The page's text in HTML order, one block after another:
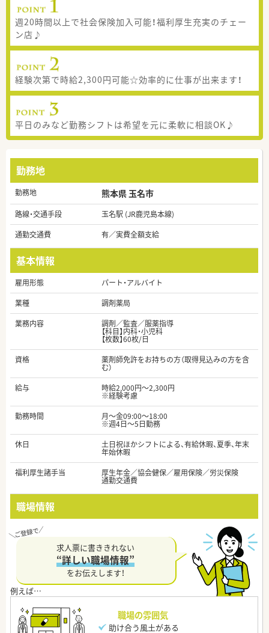
週20時間以上で社会保険加入可能！福利厚生充実のチェー
ン店♪
経験次第で時給2,300円可能☆効率的に仕事が出来ます！
平日のみなど勤務シフトは希望を元に柔軟に相談OK♪
勤務地
勤務地 熊本県 玉名市
路線・交通手段
玉名駅 (JR鹿児島本線)
通勤交通費
有／実費全額支給
基本情報
雇用形態
パート・アルバイト
業種
調剤薬局
業務内容
調剤／監査／服薬指導
【科目】内科・小児科
【枚数】60枚/日
資格
薬剤師免許をお持ちの方（取得見込みの方を含
む）
給与
時給2,000円～2,300円
※経験考慮
勤務時間
月～金09:00～18:00
※週4日～5日勤務
休日
土日祝ほかシフトによる、有給休暇、夏季、年末
年始休暇
福利厚生諸手当
厚生年金／協会健保／雇用保険／労災保険
通勤交通費
職場情報
求人票に書ききれない
“詳しい職場情報”
をお伝えします！
職場の雰囲気
助け合う風土がある